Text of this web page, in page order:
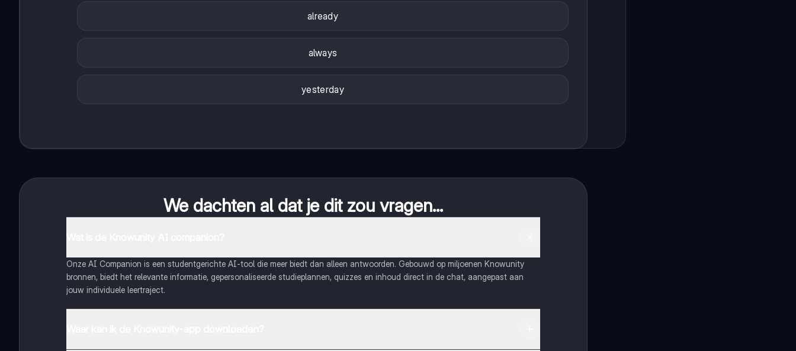
already
always
yesterday
We dachten al dat je dit zou vragen...
Onze AI Companion is een studentgerichte AI-tool die meer biedt dan alleen antwoorden. Gebouwd op miljoenen Knowunity
bronnen, biedt het relevante informatie, gepersonaliseerde studieplannen, quizzes en inhoud direct in de chat, aangepast aan
jouw individuele leertraject.